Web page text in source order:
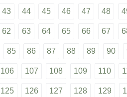
43 44 45 46 47 48
62 63 64 65 66 67
85 86 87 88 89 90
106 107 108 109 110
125 126 127 128 129